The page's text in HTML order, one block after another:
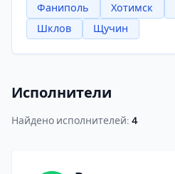
Фаниполь
Хотимск
Шклов
Щучин
Исполнители
Найдено исполнителей: 4